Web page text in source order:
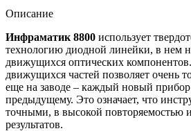
Описание
Инфраматик 8800 использует
технологию диодной линейки, в нем
движущихся оптических
движущихся частей позволяет очень
еще на заводе – каждый новый
предыдущему. Это означает, что
точными, в высокой повторяемостью
результатов.